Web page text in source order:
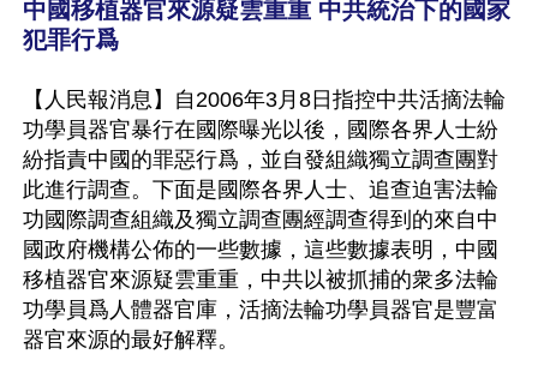
中國移植器官來源疑雲重重 中共統治下的國家
犯罪行爲
【人民報消息】自2006年3月8日指控中共活摘法輪
功學員器官暴行在國際曝光以後，國際各界人士紛
紛指責中國的罪惡行爲，並自發組織獨立調查團對
此進行調查。下面是國際各界人士、追查迫害法輪
功國際調查組織及獨立調查團經調查得到的來自中
國政府機構公佈的一些數據，這些數據表明，中國
移植器官來源疑雲重重，中共以被抓捕的衆多法輪
功學員爲人體器官庫，活摘法輪功學員器官是豐富
器官來源的最好解釋。